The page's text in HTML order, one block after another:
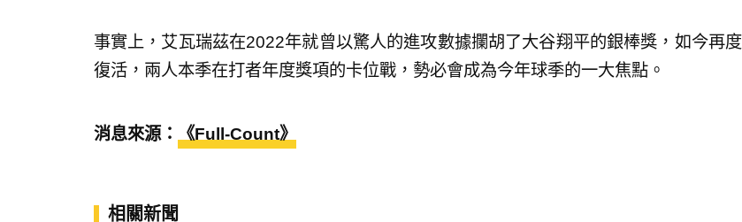
事實上，艾瓦瑞茲在2022年就曾以驚人的進攻數據攔胡了大谷翔平的銀棒獎，如今再度
復活，兩人本季在打者年度獎項的卡位戰，勢必會成為今年球季的一大焦點。
消息來源： 《Full-Count》
相關新聞